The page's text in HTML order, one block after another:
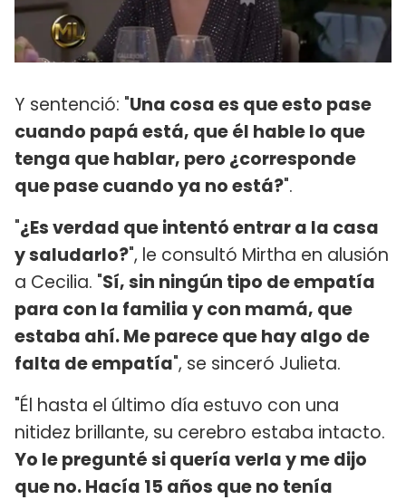
Y sentenció: "Una cosa es que esto pase
cuando papá está, que él hable lo que
tenga que hablar, pero ¿corresponde
que pase cuando ya no está?".
"¿Es verdad que intentó entrar a la casa
y saludarlo?", le consultó Mirtha en alusión
a Cecilia. "Sí, sin ningún tipo de empatía
para con la familia y con mamá, que
estaba ahí. Me parece que hay algo de
falta de empatía", se sinceró Julieta.
"Él hasta el último día estuvo con una
nitidez brillante, su cerebro estaba intacto.
Yo le pregunté si quería verla y me dijo
que no. Hacía 15 años que no tenía